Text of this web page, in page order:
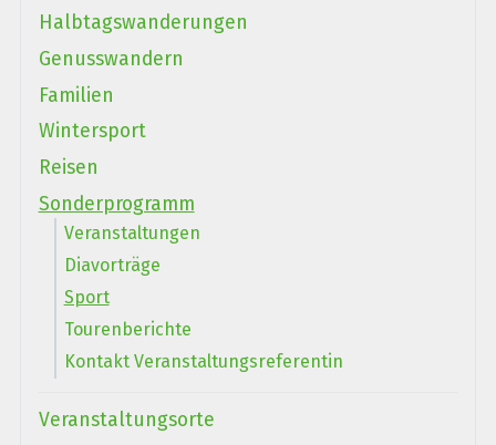
Halbtagswanderungen
Genusswandern
Familien
Wintersport
Reisen
Sonderprogramm
Veranstaltungen
Diavorträge
Sport
Tourenberichte
Kontakt Veranstaltungsreferentin
Veranstaltungsorte